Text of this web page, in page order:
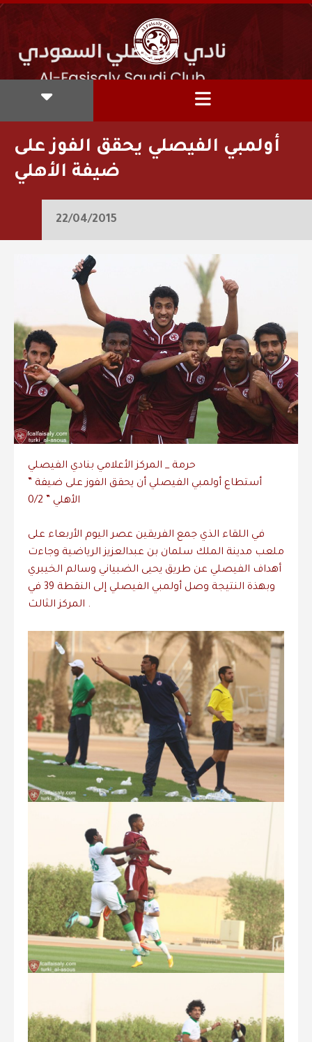
أولمبي الفيصلي يحقق الفوز على
ضيفة الأهلي
22/04/2015
حرمة _ المركز الأعلامي بنادي الفيصلي
الأهلي ” 0/2
في اللقاء الذي جمع الفريقين عصر اليوم الأربعاء على
ملعب مدينة الملك سلمان بن عبدالعزيز الرياضية وجاءت
أهداف الفيصلي عن طريق يحيى الضبياني وسالم الخيبري
وبهذة النتيجة وصل أولمبي الفيصلي إلى النقطة 39 في
المركز الثالث .